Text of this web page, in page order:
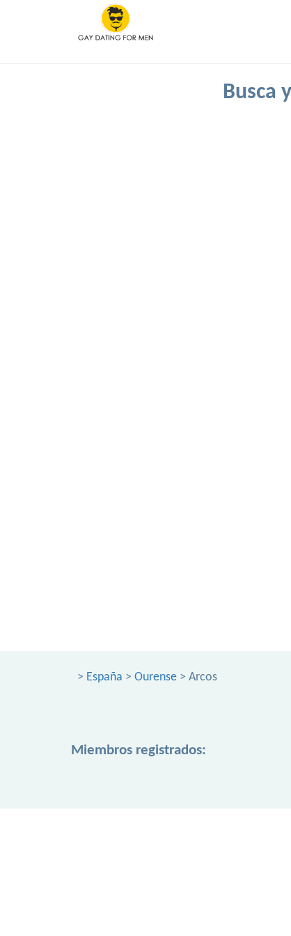
Busca
> España > Ourense > Arcos
Miembros registrados: